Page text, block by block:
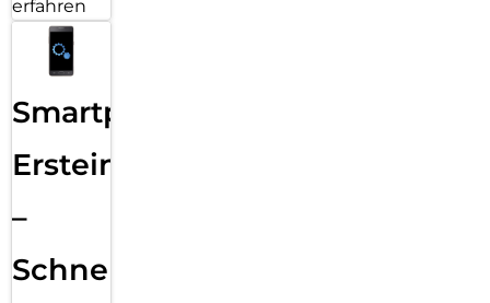
erfahren
Smartphone
Ersteinrichtung
–
Schnelle